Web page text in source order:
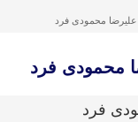
علیرضا محمودی فرد
محمودی فرد